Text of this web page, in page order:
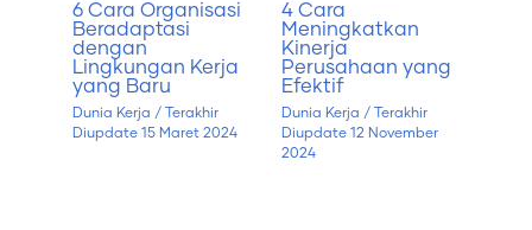
6 Cara Organisasi
Beradaptasi
dengan
Lingkungan Kerja
yang Baru
Dunia Kerja / Terakhir
Diupdate 15 Maret 2024
4 Cara
Meningkatkan
Kinerja
Perusahaan yang
Efektif
Dunia Kerja / Terakhir
Diupdate12 November
2024